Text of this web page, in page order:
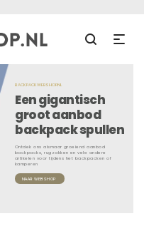
BACKPACKWEBSHOP.NL
Een gigantisch
groot aanbod
backpack spullen
Ontdek ons alsmaar groeiend aanbod
backpacks, rugzakken en vele andere
artikelen voor tijdens het backpacken of
kamperen
NAAR WEBSHOP